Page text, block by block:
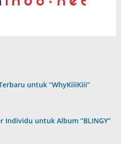
untuk “WhyKiiiKiii”
Individu untuk Album “BLINGY”